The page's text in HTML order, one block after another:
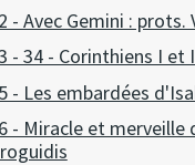
- Avec Gemini : prots.
- 34 - Corinthiens I et
- Les embardées
- Miracle et merveille